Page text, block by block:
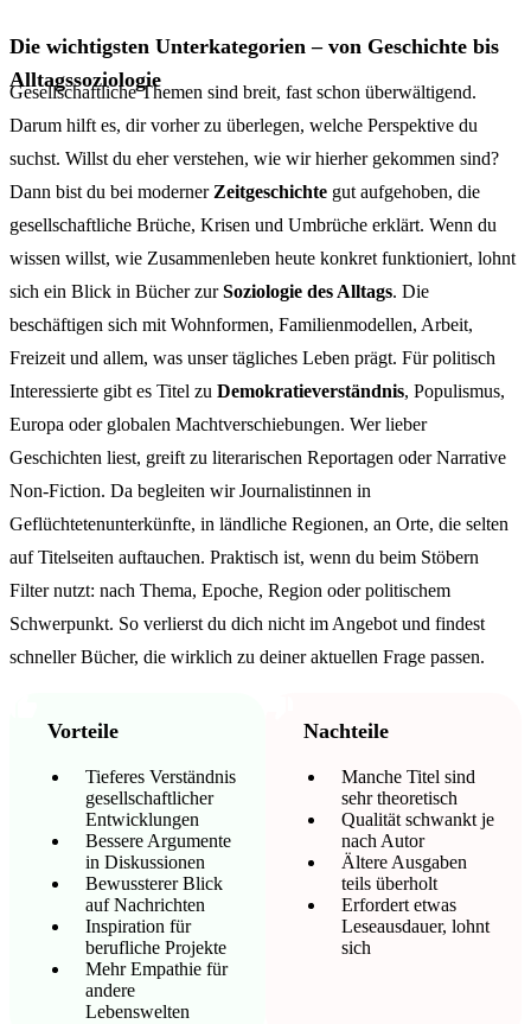
Die wichtigsten Unterkategorien – von Geschichte bis
Alltagssoziologie
Gesellschaftliche Themen sind breit, fast schon überwältigend.
Darum hilft es, dir vorher zu überlegen, welche Perspektive du
suchst. Willst du eher verstehen, wie wir hierher gekommen sind?
Dann bist du bei moderner Zeitgeschichte gut aufgehoben, die
gesellschaftliche Brüche, Krisen und Umbrüche erklärt. Wenn du
wissen willst, wie Zusammenleben heute konkret funktioniert, lohnt
sich ein Blick in Bücher zurSoziologie des Alltags. Die
beschäftigen sich mit Wohnformen, Familienmodellen, Arbeit,
Freizeit und allem, was unser tägliches Leben prägt. Für politisch
Interessierte gibt es Titel zu Demokratieverständnis, Populismus,
Europa oder globalen Machtverschiebungen. Wer lieber
Geschichten liest, greift zu literarischen Reportagen oder Narrative
Non-Fiction. Da begleiten wir Journalistinnen in
Geflüchtetenunterkünfte, in ländliche Regionen, an Orte, die selten
auf Titelseiten auftauchen. Praktisch ist, wenn du beim Stöbern
Filter nutzt: nach Thema, Epoche, Region oder politischem
Schwerpunkt. So verlierst du dich nicht im Angebot und findest
schneller Bücher, die wirklich zu deiner aktuellen Frage passen.
Vorteile
Tieferes Verständnis
gesellschaftlicher
Entwicklungen
Bessere Argumente
in Diskussionen
Bewussterer Blick
auf Nachrichten
Inspiration für
berufliche Projekte
Mehr Empathie für
andere
Lebenswelten
Nachteile
Manche Titel sind
sehr theoretisch
Qualität schwankt je
nach Autor
Ältere Ausgaben
teils überholt
Erfordert etwas
Leseausdauer, lohnt
sich